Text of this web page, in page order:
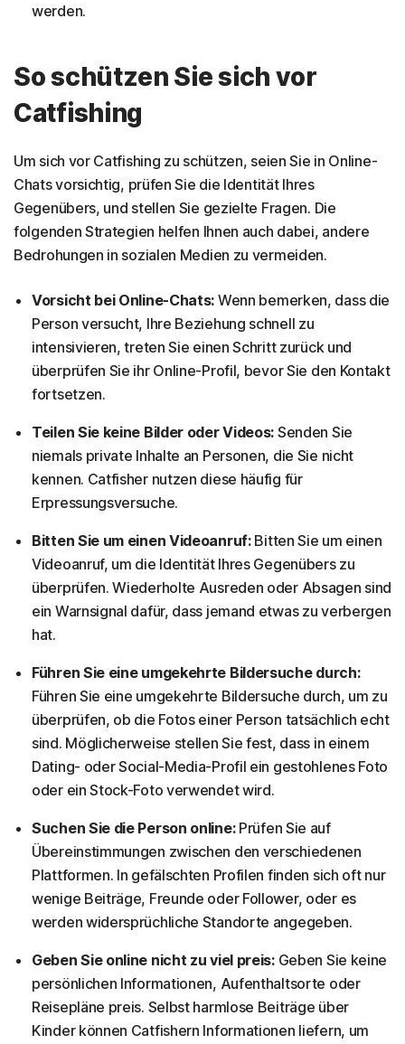
werden.
So schützen Sie sich vor
Catfishing
Um sich vor Catfishing zu schützen, seien Sie in Online-
Chats vorsichtig, prüfen Sie die Identität Ihres
Gegenübers, und stellen Sie gezielte Fragen. Die
folgenden Strategien helfen Ihnen auch dabei, andere
Bedrohungen in sozialen Medien zu vermeiden.
Vorsicht bei Online-Chats: Wenn bemerken, dass die
Person versucht, Ihre Beziehung schnell zu
intensivieren, treten Sie einen Schritt zurück und
überprüfen Sie ihr Online-Profil, bevor Sie den Kontakt
fortsetzen.
Teilen Sie keine Bilder oder Videos: Senden Sie
niemals private Inhalte an Personen, die Sie nicht
kennen. Catfisher nutzen diese häufig für
Erpressungsversuche.
Bitten Sie um einen Videoanruf:Bitten Sie um einen
Videoanruf, um die Identität Ihres Gegenübers zu
überprüfen. Wiederholte Ausreden oder Absagen sind
ein Warnsignal dafür, dass jemand etwas zu verbergen
hat.
Führen Sie eine umgekehrte Bildersuche durch:
Führen Sie eine umgekehrte Bildersuche durch, um zu
überprüfen, ob die Fotos einer Person tatsächlich echt
sind. Möglicherweise stellen Sie fest, dass in einem
Dating- oder Social-Media-Profil ein gestohlenes Foto
oder ein Stock-Foto verwendet wird.
Suchen Sie die Person online:Prüfen Sie auf
Übereinstimmungen zwischen den verschiedenen
Plattformen. In gefälschten Profilen finden sich oft nur
wenige Beiträge, Freunde oder Follower, oder es
werden widersprüchliche Standorte angegeben.
Geben Sie online nicht zu viel preis:Geben Sie keine
persönlichen Informationen, Aufenthaltsorte oder
Reisepläne preis. Selbst harmlose Beiträge über
Kinder können Catfishern Informationen liefern, um